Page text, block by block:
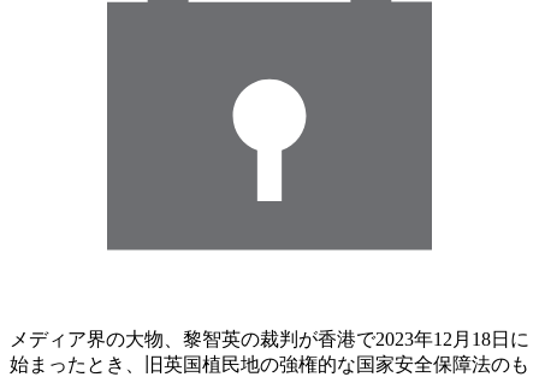
メディア界の大物、黎智英の裁判が香港で2023年12月18日に
始まったとき、旧英国植民地の強権的な国家安全保障法のも